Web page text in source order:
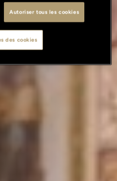
Autoriser tous les cookies
des cookies